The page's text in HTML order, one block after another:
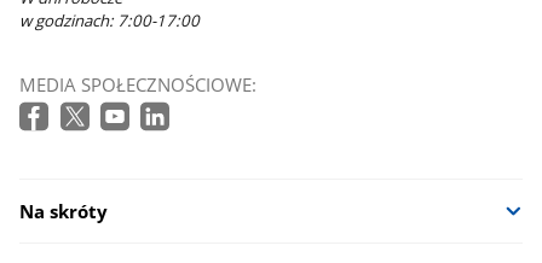
w godzinach: 7:00-17:00
MEDIA SPOŁECZNOŚCIOWE:
Na skróty